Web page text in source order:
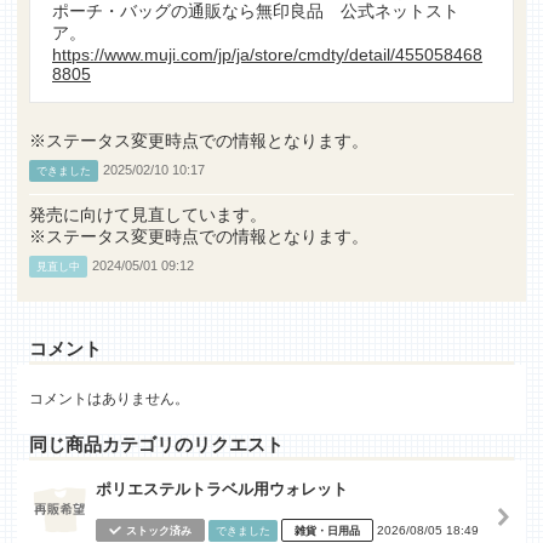
ポーチ・バッグの通販なら無印良品 公式ネットスト
ア。
https://www.muji.com/jp/ja/store/cmdty/detail/455058468
8805
※ステータス変更時点での情報となります。
できました 2025/02/10 10:17
発売に向けて見直しています。
※ステータス変更時点での情報となります。
見直し中 2024/05/01 09:12
コメント
コメントはありません。
同じ商品カテゴリのリクエスト
ポリエステルトラベル用ウォレット
ストック済み できました 雑貨・日用品 2026/08/05 18:49